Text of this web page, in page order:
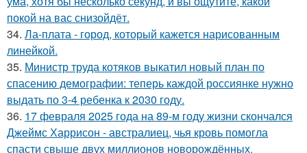
покой на вас снизойдёт.
34. Ла-плата - город, который кажется нарисованным
линейкой.
35. Министр труда котяков выкатил новый план по
спасению демографии: теперь каждой россиянке нужно
выдать по 3-4 ребенка к 2030 году.
36. 17 февраля 2025 года на 89-м году жизни скончался
Джеймс Харрисон - австралиец, чья кровь помогла
спасти свыше двух миллионов новорождённых.